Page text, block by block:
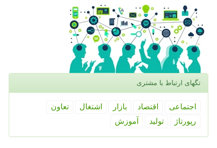
تگهای ارتباط با مشتری
اجتماعی اقتصاد بازار اشتغال
تعاون
رپورتاژ
تولید آموزش